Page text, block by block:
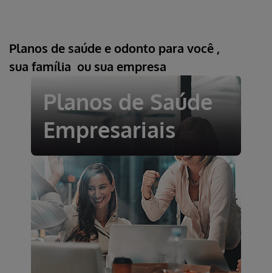
Planos de saúde e odonto para você ,
sua família ou sua empresa
Planos de Saúde
Empresariais